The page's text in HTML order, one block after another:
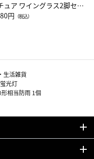
ュア ワイングラス2脚セッ
レッドワイン）
円 （税込）
生活雑貨
光灯
相当防雨 1個